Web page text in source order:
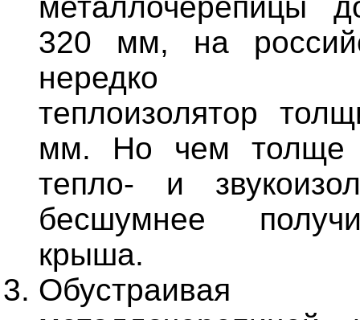
металлочерепицы
320 мм, на
нередко
теплоизолятор
мм. Но чем толще
тепло- и
бесшумнее
крыша.